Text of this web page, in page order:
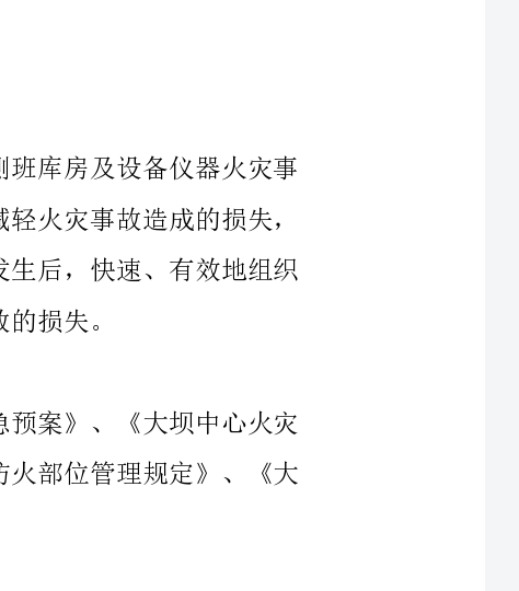
事故专项应急预案》、《大坝中心重点防火部位管理规定》、《大